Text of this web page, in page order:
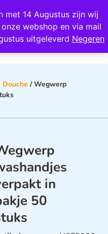
met 14 Augustus zijn wij
webshop en via mail
uitgeleverd Negeren
op Google
Douche / Wegwerp
in
50